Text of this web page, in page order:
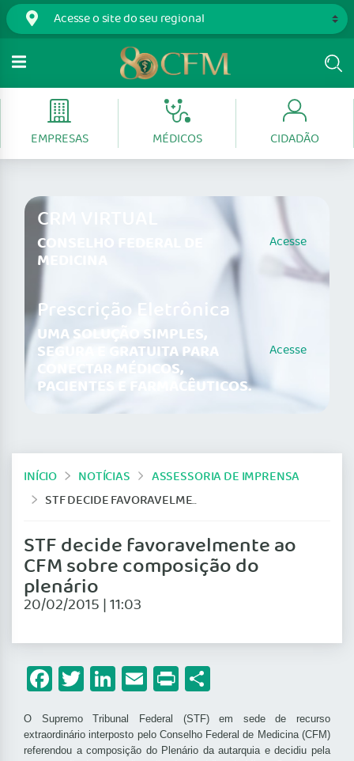
EMPRESAS MÉDICOS CIDADÃO
CRM VIRTUAL
CONSELHO FEDERAL DE
MEDICINA
Acesse
Prescrição Eletrônica
UMA SOLUÇÃO SIMPLES,
SEGURA E GRATUITA PARA
CONECTAR MÉDICOS,
PACIENTES E FARMACÊUTICOS.
Acesse
INÍCIO NOTÍCIAS
ASSESSORIA DE IMPRENSA
STF DECIDE FAVORAVELMENTE AO CFM SOBRE COMPOSIÇÃO DO PLENÁRIO
STF decide favoravelmente ao
CFM sobre composição do
plenário
20/02/2015 | 11:03
Facebook
Twitter
LinkedIn
Email
Print
O Supremo Tribunal Federal (STF) em sede de recurso
extraordinário interposto pelo Conselho Federal de Medicina (CFM)
referendou a composição do Plenário da autarquia e decidiu pela